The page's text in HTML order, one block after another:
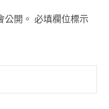
開。 必填欄位標示